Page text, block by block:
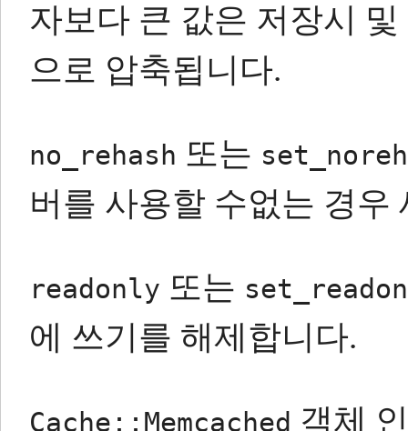
자보다 큰 값은 저장시
으로 압축됩니다.
no_rehash 또는
버를 사용할 수없는 경우
readonly 또는
에 쓰기를 해제합니다.
Cache::Memcached 객체